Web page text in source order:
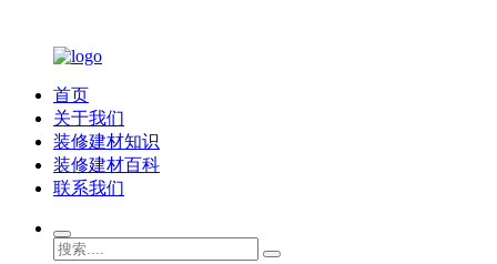
首页
关于我们
装修建材知识
装修建材百科
联系我们